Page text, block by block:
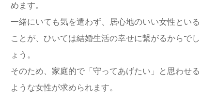
めます。
一緒にいても気を遣わず、居心地のいい女性といる
ことが、ひいては結婚生活の幸せに繋がるからでし
ょう。
そのため、家庭的で「守ってあげたい」と思わせる
ような女性が求められます。